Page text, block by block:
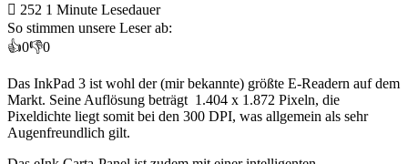
252 1 Minute Lesedauer
So stimmen unsere Leser ab:
👍0👎0
Das InkPad 3 ist wohl der (mir bekannte) größte E-Readern auf dem
Markt. Seine Auflösung beträgt 1.404 x 1.872 Pixeln, die
Pixeldichte liegt somit bei den 300 DPI, was allgemein als sehr
Augenfreundlich gilt.